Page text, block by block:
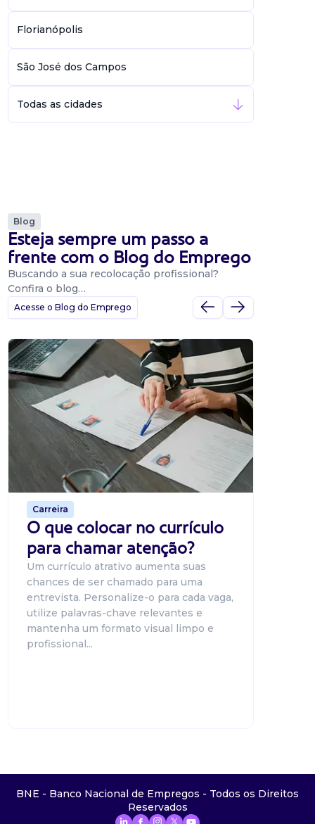
Florianópolis
São José dos Campos
Todas as cidades
Blog
Esteja sempre um passo a
frente com o Blog do Emprego
Buscando a sua recolocação profissional?
Confira o blog…
Acesse o Blog do Emprego
Carreira
O que colocar no currículo
para chamar atenção?
Um currículo atrativo aumenta suas
chances de ser chamado para uma
entrevista. Personalize-o para cada vaga,
utilize palavras-chave relevantes e
mantenha um formato visual limpo e
profissional...
BNE - Banco Nacional de Empregos - Todos os Direitos
Reservados